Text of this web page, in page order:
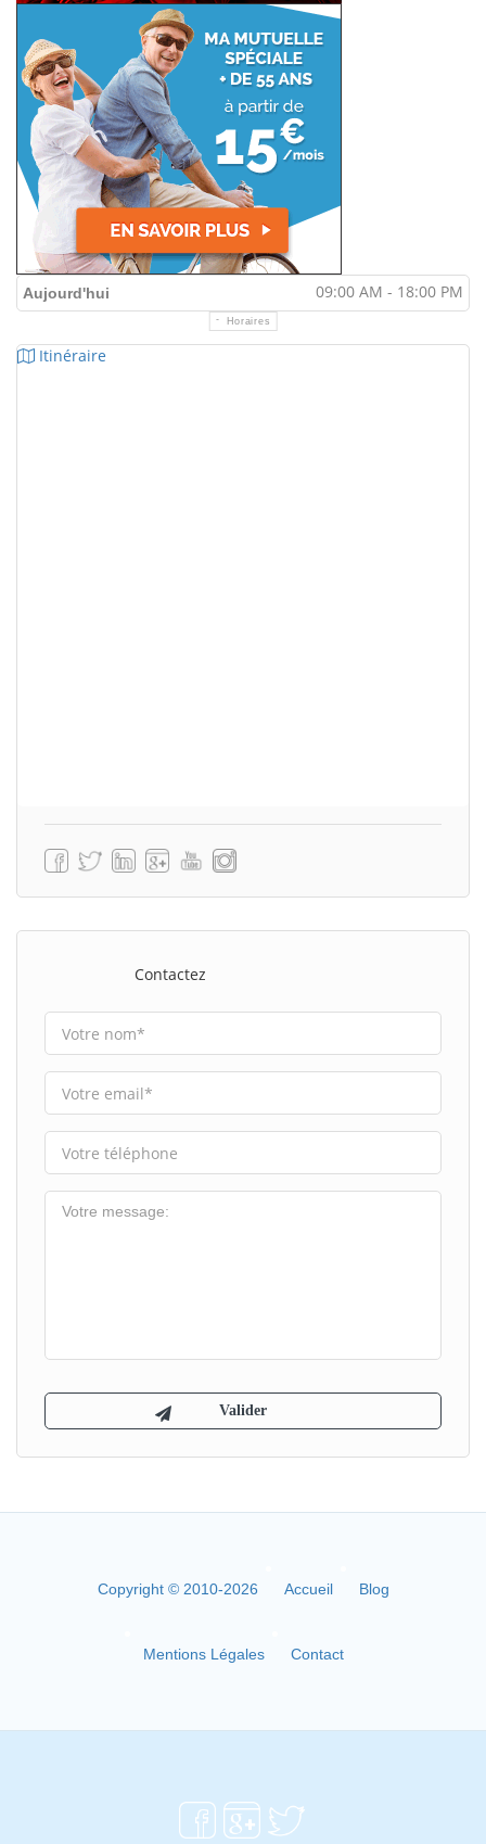
Aujourd'hui 09:00 AM - 18:00 PM
Horaires
Itinéraire
Contactez
Copyright © 2010-2026 Accueil Blog
Mentions Légales Contact